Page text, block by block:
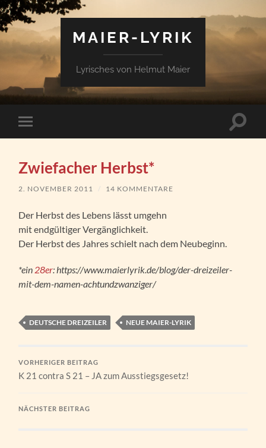
MAIER-LYRIK
Lyrisches von Helmut Maier
Mobile-
Menü
Zwiefacher Herbst*
2. NOVEMBER 2011 / 14 KOMMENTARE
Der Herbst des Lebens lässt umgehn
mit endgültiger Vergänglichkeit.
Der Herbst des Jahres schielt nach dem Neubeginn.
*ein 28er: https://www.maierlyrik.de/blog/der-dreizeiler-
mit-dem-namen-achtundzwanziger/
DEUTSCHE DREIZEILER NEUE MAIER-LYRIK
VORHERIGER BEITRAG
K 21 contra S 21 – JA zum Ausstiegsgesetz!
NÄCHSTER BEITRAG